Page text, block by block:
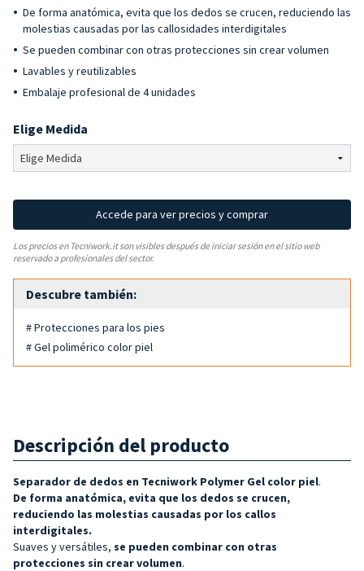
De forma anatómica, evita que los dedos se crucen, reduciendo las
molestias causadas por las callosidades interdigitales
Se pueden combinar con otras protecciones sin crear volumen
Lavables y reutilizables
Embalaje profesional de 4 unidades
Elige Medida
Accede para ver precios y comprar
Los precios en Tecniwork.it son visibles después de iniciar sesión en el sitio web
reservado a profesionales del sector.
Descubre también:
# Protecciones para los pies
# Gel polimérico color piel
Descripción del producto
Separador de dedos en Tecniwork Polymer Gel color piel.
De forma anatómica, evita que los dedos se crucen,
reduciendo las molestias causadas por los callos
interdigitales.
Suaves y versátiles, se pueden combinar con otras
protecciones sin crear volumen.